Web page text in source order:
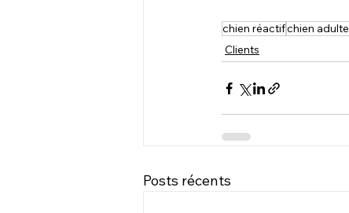
chien réactifchien adulte
Clients
Posts récents